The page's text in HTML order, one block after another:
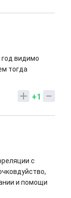
видимо
тогда
+1
с
и помощи